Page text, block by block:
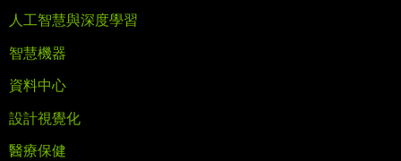
人工智慧與深度學習
智慧機器
資料中心
設計視覺化
醫療保健